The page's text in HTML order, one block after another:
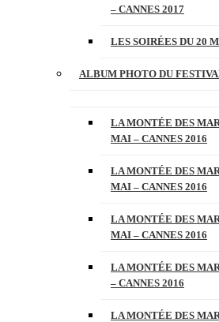
– CANNES 2017
LES SOIRÉES DU 20
ALBUM PHOTO DU
LA MONTÉE DES
MAI – CANNES 2016
LA MONTÉE DES
MAI – CANNES 2016
LA MONTÉE DES
MAI – CANNES 2016
LA MONTÉE DES
– CANNES 2016
LA MONTÉE DES